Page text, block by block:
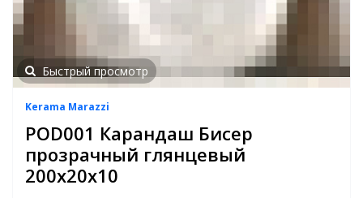
Быстрый просмотр
Kerama Marazzi
POD001 Карандаш Бисер
прозрачный глянцевый
200х20х10